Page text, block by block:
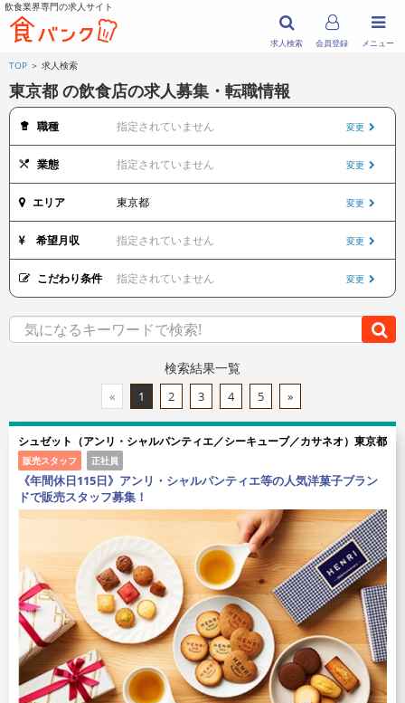
飲食業界専門の求人サイト
メニュー
求人検索 会員登録
TOP ＞ 求人検索
東京都 の飲食店の求人募集・転職情報
職種 指定されていません 変更
業態 指定されていません 変更
エリア 東京都 変更
希望月収 指定されていません 変更
こだわり条件 指定されていません 変更
検索結果一覧
« 1 2 3 4 5 »
シュゼット（アンリ・シャルパンティエ／シーキューブ／カサネオ）東京都
販売スタッフ 正社員
《年間休日115日》アンリ・シャルパンティエ等の人気洋菓子ブラン
ドで販売スタッフ募集！